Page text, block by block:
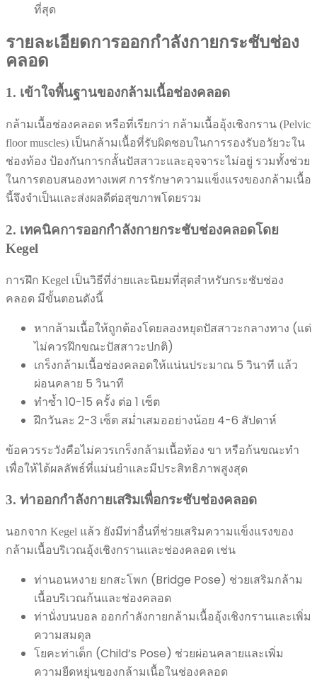
ที่สุด
รายละเอียดการออกกำลังกายกระชับช่อง
คลอด
1. เข้าใจพื้นฐานของกล้ามเนื้อช่องคลอด
กล้ามเนื้อช่องคลอด หรือที่เรียกว่า กล้ามเนื้ออุ้งเชิงกราน (Pelvic
floor muscles) เป็นกล้ามเนื้อที่รับผิดชอบในการรองรับอวัยวะใน
ช่องท้อง ป้องกันการกลั้นปัสสาวะและอุจจาระไม่อยู่ รวมทั้งช่วย
ในการตอบสนองทางเพศ การรักษาความแข็งแรงของกล้ามเนื้อ
นี้จึงจำเป็นและส่งผลดีต่อสุขภาพโดยรวม
2. เทคนิคการออกกำลังกายกระชับช่องคลอดโดย
Kegel
การฝึก Kegel เป็นวิธีที่ง่ายและนิยมที่สุดสำหรับกระชับช่อง
คลอด มีขั้นตอนดังนี้
หากล้ามเนื้อให้ถูกต้องโดยลองหยุดปัสสาวะกลางทาง (แต่
ไม่ควรฝึกขณะปัสสาวะปกติ)
เกร็งกล้ามเนื้อช่องคลอดให้แน่นประมาณ 5 วินาที แล้ว
ผ่อนคลาย 5 วินาที
ทำซ้ำ 10-15 ครั้ง ต่อ 1 เซ็ต
ฝึกวันละ 2-3 เซ็ต สม่ำเสมออย่างน้อย 4-6 สัปดาห์
ข้อควรระวังคือไม่ควรเกร็งกล้ามเนื้อท้อง ขา หรือก้นขณะทำ
เพื่อให้ได้ผลลัพธ์ที่แม่นยำและมีประสิทธิภาพสูงสุด
3. ท่าออกกำลังกายเสริมเพื่อกระชับช่องคลอด
นอกจาก Kegel แล้ว ยังมีท่าอื่นที่ช่วยเสริมความแข็งแรงของ
กล้ามเนื้อบริเวณอุ้งเชิงกรานและช่องคลอด เช่น
ท่านอนหงาย ยกสะโพก (Bridge Pose) ช่วยเสริมกล้าม
เนื้อบริเวณก้นและช่องคลอด
ท่านั่งบนบอล ออกกำลังกายกล้ามเนื้ออุ้งเชิงกรานและเพิ่ม
ความสมดุล
โยคะท่าเด็ก (Child’s Pose) ช่วยผ่อนคลายและเพิ่ม
ความยืดหยุ่นของกล้ามเนื้อในช่องคลอด